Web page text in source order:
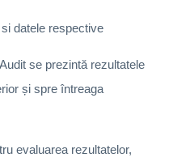
datele respective
se prezintă rezultatele
și spre întreaga
evaluarea rezultatelor,